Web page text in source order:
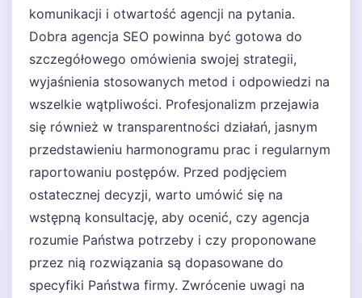
komunikacji i otwartość agencji na pytania.
Dobra agencja SEO powinna być gotowa do
szczegółowego omówienia swojej strategii,
wyjaśnienia stosowanych metod i odpowiedzi na
wszelkie wątpliwości. Profesjonalizm przejawia
się również w transparentności działań, jasnym
przedstawieniu harmonogramu prac i regularnym
raportowaniu postępów. Przed podjęciem
ostatecznej decyzji, warto umówić się na
wstępną konsultację, aby ocenić, czy agencja
rozumie Państwa potrzeby i czy proponowane
przez nią rozwiązania są dopasowane do
specyfiki Państwa firmy. Zwrócenie uwagi na